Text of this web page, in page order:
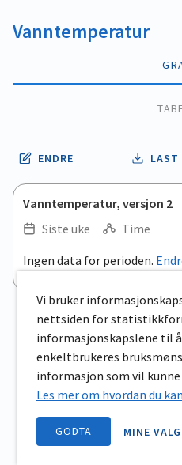
Vanntemperatur
ENDRE LAST
Vanntemperatur, versjon 2
Siste uke
Time
Ingen data for perioden.
Vi bruker
nettsiden for
informasjonskapslene til
enkeltbrukeres
informasjon som vil
Les mer om hvordan du
GODTA MINE VALG